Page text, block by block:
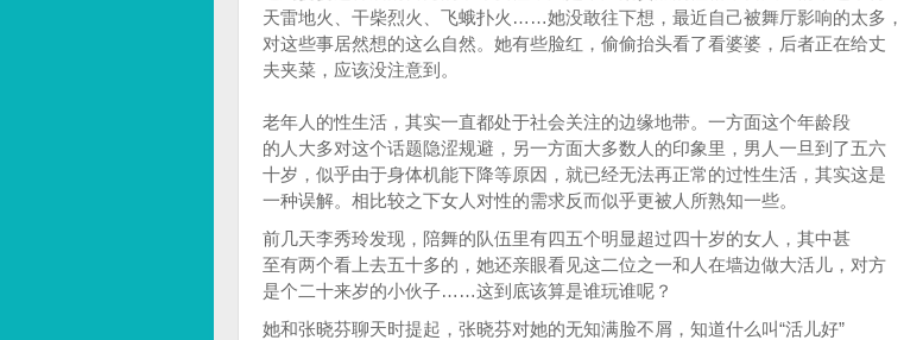
天雷地火、干柴烈火、飞蛾扑火……她没敢往下想，最近自己被舞厅影响的太多，
对这些事居然想的这么自然。她有些脸红，偷偷抬头看了看婆婆，后者正在给丈
夫夹菜，应该没注意到。
老年人的性生活，其实一直都处于社会关注的边缘地带。一方面这个年龄段
的人大多对这个话题隐涩规避，另一方面大多数人的印象里，男人一旦到了五六
十岁，似乎由于身体机能下降等原因，就已经无法再正常的过性生活，其实这是
一种误解。相比较之下女人对性的需求反而似乎更被人所熟知一些。
前几天李秀玲发现，陪舞的队伍里有四五个明显超过四十岁的女人，其中甚
至有两个看上去五十多的，她还亲眼看见这二位之一和人在墙边做大活儿，对方
是个二十来岁的小伙子……这到底该算是谁玩谁呢？
她和张晓芬聊天时提起，张晓芬对她的无知满脸不屑，知道什么叫“活儿好”